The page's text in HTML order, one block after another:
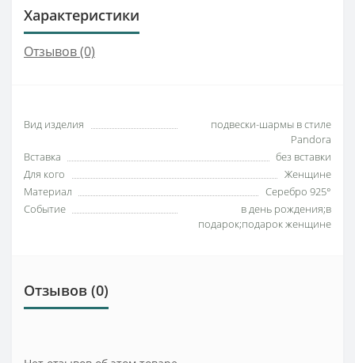
Характеристики
Отзывов (0)
Вид изделия
подвески-шармы в стиле
Pandora
Вставка
без вставки
Для кого
Женщине
Материал
Серебро 925°
Событие
в день рождения;в
подарок;подарок женщине
Отзывов (0)